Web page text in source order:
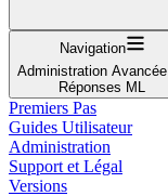
Navigation
Administration Avancée
Réponses ML
Premiers Pas
Guides Utilisateur
Administration
Support et Légal
Versions